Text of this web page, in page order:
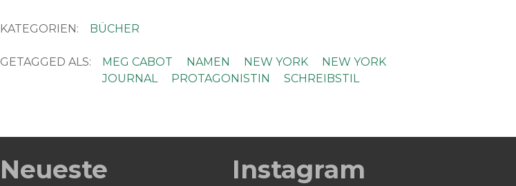
KATEGORIEN: BÜCHER
GETAGGED ALS: MEG CABOT NAMEN NEW YORK
NEW YORK
JOURNAL
PROTAGONISTIN SCHREIBSTIL
Neueste
Instagram